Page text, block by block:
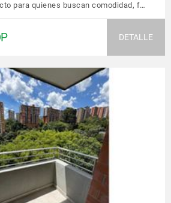
para quienes buscan comodidad, f…
DETALLE
VER DETALLES